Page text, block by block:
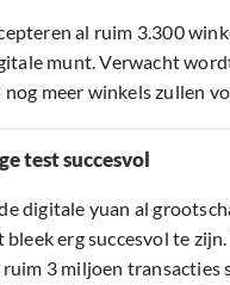
al ruim 3.300
munt. Verwacht
meer winkels zullen
test succesvol
digitale yuan al
erg succesvol te
3 miljoen transacties